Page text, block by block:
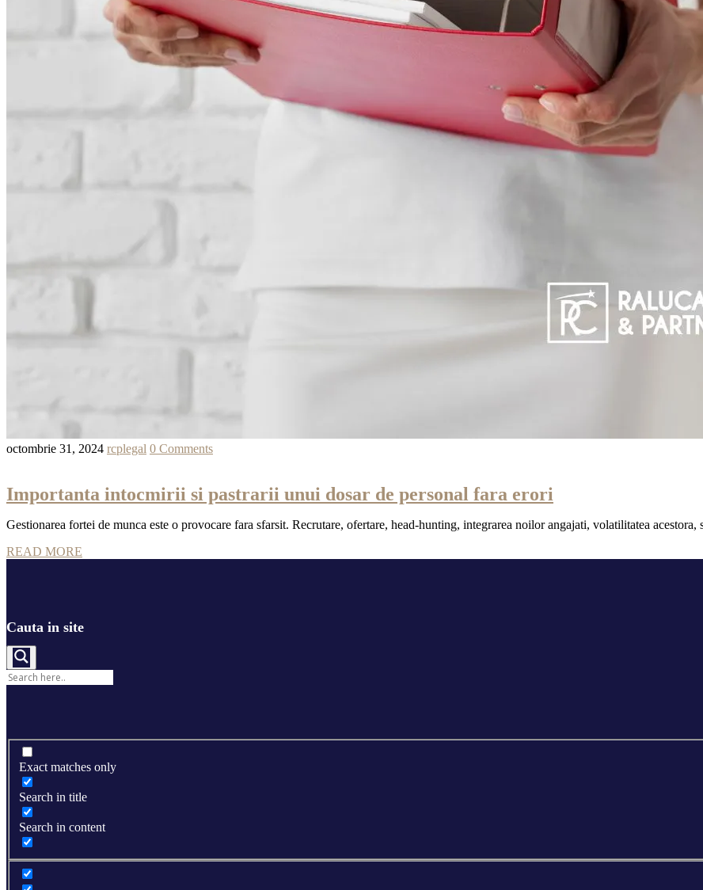
octombrie 31, 2024 rcplegal 0 Comments
Importanta intocmirii si pastrarii unui dosar de personal fara erori
Gestionarea fortei de munca este o provocare fara sfarsit. Recrutare, ofertare, head-hunting, integrarea noilor angajati, volatilitatea
READ MORE
Cauta in site
Exact matches only
Search in title
Search in content